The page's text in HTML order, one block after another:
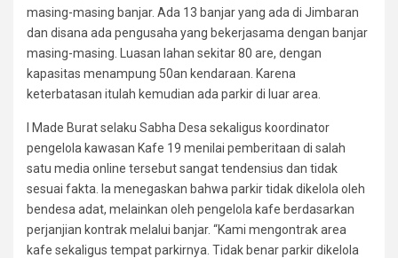
masing-masing banjar. Ada 13 banjar yang ada di Jimbaran
dan disana ada pengusaha yang bekerjasama dengan banjar
masing-masing. Luasan lahan sekitar 80 are, dengan
kapasitas menampung 50an kendaraan. Karena
keterbatasan itulah kemudian ada parkir di luar area.
I Made Burat selaku Sabha Desa sekaligus koordinator
pengelola kawasan Kafe 19 menilai pemberitaan di salah
satu media online tersebut sangat tendensius dan tidak
sesuai fakta. Ia menegaskan bahwa parkir tidak dikelola oleh
bendesa adat, melainkan oleh pengelola kafe berdasarkan
perjanjian kontrak melalui banjar. “Kami mengontrak area
kafe sekaligus tempat parkirnya. Tidak benar parkir dikelola